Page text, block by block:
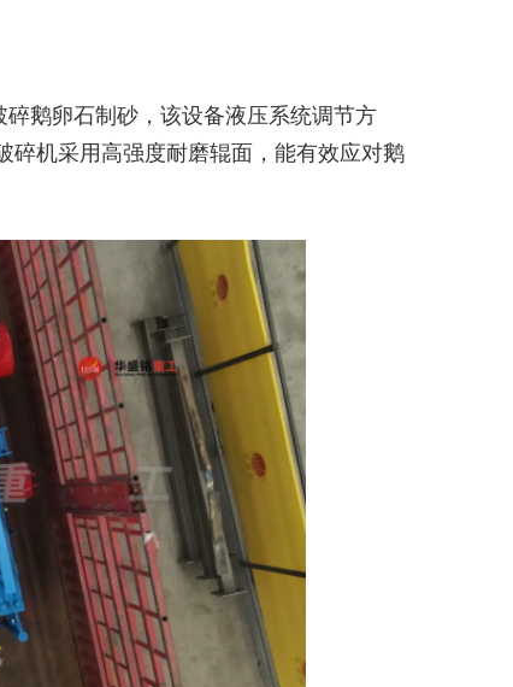
鹅卵石制砂，该设备液压系统调节方
碎机采用高强度耐磨辊面，能有效应对鹅